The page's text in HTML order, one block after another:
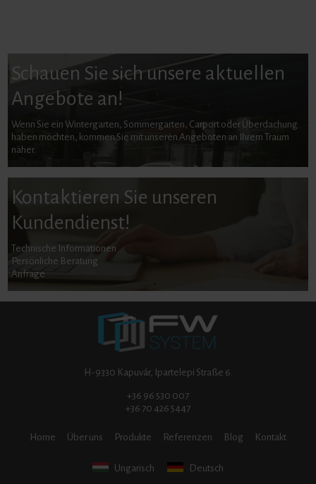
Schauen Sie sich unsere aktuellen
Angebote an!
Wenn Sie ein Wintergarten, Sommergarten, Carport oder Überdachung
haben möchten, kommen Sie mit unseren Angeboten an Ihrem Traum
näher.
Kontaktieren Sie unseren
Kundendienst!
Technische Informationen
Persönliche Beratung
Anfrage
H-9330 Kapuvár, Ipartelepi Straße 6.
+36 96 530 007
+36 70 426 5447
Home Über uns Produkte Referenzen Blog Kontakt
Ungarisch Deutsch